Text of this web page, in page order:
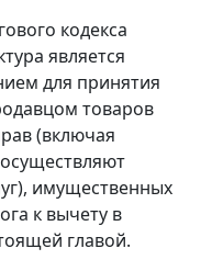
кодекса
является
для принятия
товаров
(включая
имущественных
к вычету в
главой.